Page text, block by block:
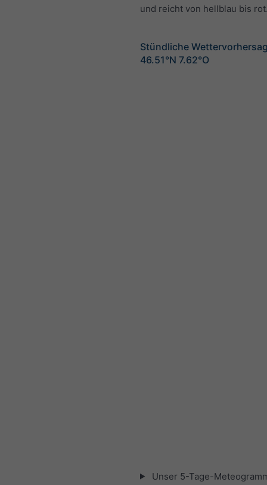
und reicht von hellblau bis
Stündliche
46.51°N 7.62°O
Unser 5-Tage-